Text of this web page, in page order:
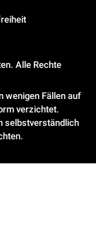
Alle Rechte
wenigen Fällen auf
verzichtet.
selbstverständlich